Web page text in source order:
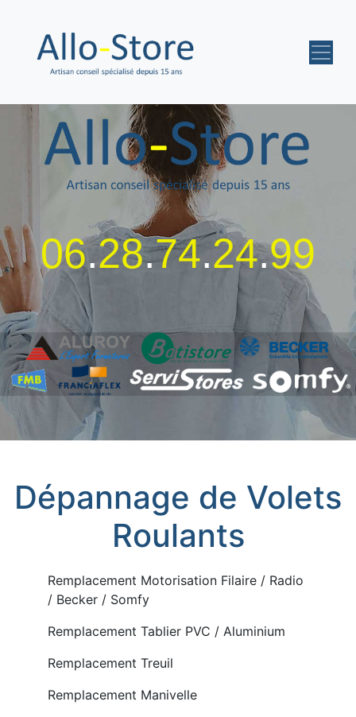
06.28.74.24.99
Dépannage de Volets
Roulants
Remplacement Motorisation Filaire / Radio
/ Becker / Somfy
Remplacement Tablier PVC / Aluminium
Remplacement Treuil
Remplacement Manivelle